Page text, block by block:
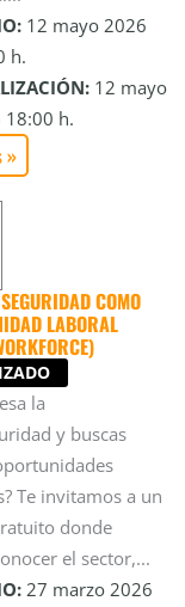
12 mayo 2026
h.
12 mayo
18:00 h.
»
COMO
LABORAL
la
y buscas
Te invitamos a un
donde
el sector,...
27 marzo 2026